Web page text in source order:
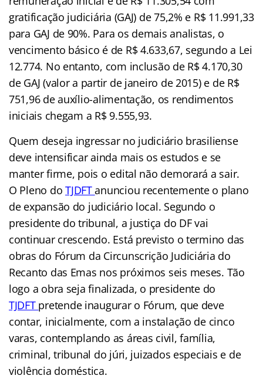
gratificação judiciária (GAJ) de 75,2% e R$ 11.991,33
para GAJ de 90%. Para os demais analistas, o
vencimento básico é de R$ 4.633,67, segundo a Lei
12.774. No entanto, com inclusão de R$ 4.170,30
de GAJ (valor a partir de janeiro de 2015) e de R$
751,96 de auxílio-alimentação, os rendimentos
iniciais chegam a R$ 9.555,93.
Quem deseja ingressar no judiciário brasiliense
deve intensificar ainda mais os estudos e se
manter firme, pois o edital não demorará a sair.
O Pleno doTJDFTanunciou recentemente o plano
de expansão do judiciário local. Segundo o
presidente do tribunal, a justiça do DF vai
continuar crescendo. Está previsto o termino das
obras do Fórum da Circunscrição Judiciária do
Recanto das Emas nos próximos seis meses. Tão
logo a obra seja finalizada, o presidente do
TJDFT pretende inaugurar o Fórum, que deve
contar, inicialmente, com a instalação de cinco
varas, contemplando as áreas civil, família,
criminal, tribunal do júri, juizados especiais e de
violência doméstica.